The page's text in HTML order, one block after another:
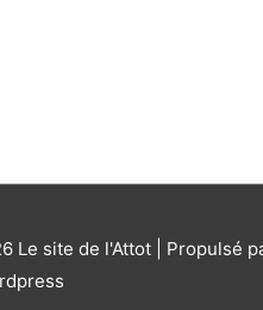
Le site de l'Attot | Propulsé